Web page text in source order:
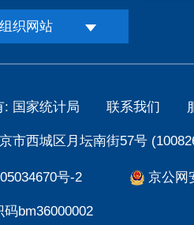
织网站
: 国家统计局 联系我们
市西城区月坛南街57号
号-2 京公网
码bm36000002